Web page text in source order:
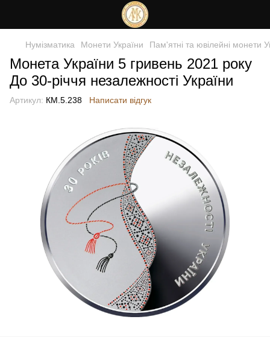
Нумізматика Монети України Пам'ятні та ювілейні монети
Монета України 5 гривень 2021 року
До 30-річчя незалежності України
Артикул: КМ.5.238 Написати відгук